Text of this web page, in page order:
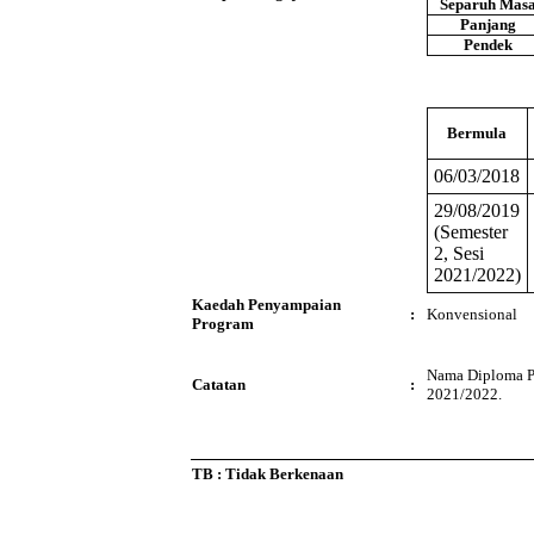
Separuh
Panjang
Pendek
Bermula
06/03/2018
29/08/2019
(Semester
2, Sesi
2021/2022)
Kaedah Penyampaian
Program
: Konvensional
Catatan :
Nama Diploma
2021/2022.
TB : Tidak Berkenaan